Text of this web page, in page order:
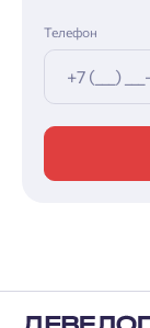
Телефон